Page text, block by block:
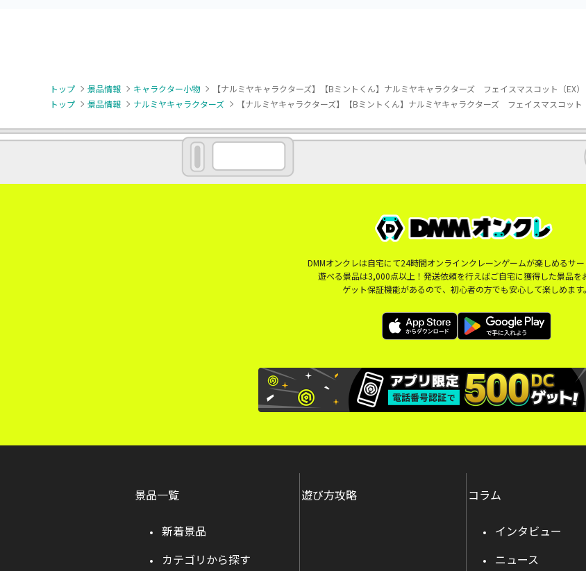
トップ 景品情報 キャラクター小物
【ナルミヤキャラクターズ】【Bミントくん】ナルミヤキャラクターズ フェイスマスコット（EX）
トップ
景品情報 ナルミヤキャラクターズ 【ナルミヤキャラクターズ】【Bミントくん】ナルミヤキャラクターズ フェイスマスコット
DMMオンクレは自宅にて24時間オンラインクレーンゲームが楽しめるサー
遊べる景品は3,000点以上！発送依頼を行えばご自宅に獲得した景品を
ゲット保証機能があるので、初心者の方でも安心して楽しめます。
景品一覧
新着景品
カテゴリから探す
遊び方攻略 コラム
インタビュー
ニュース